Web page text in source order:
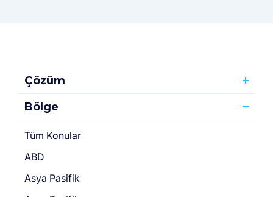
Çözüm
Bölge
Tüm Konular
ABD
Asya Pasifik